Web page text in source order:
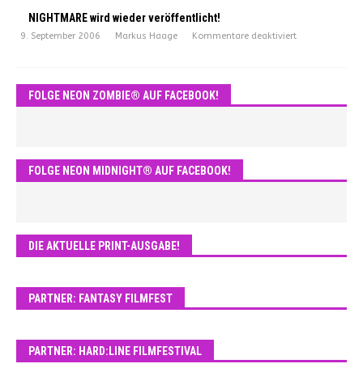
NIGHTMARE wird wieder veröffentlicht!
9. September 2006 Markus Haage Kommentare deaktiviert
FOLGE NEON ZOMBIE® AUF FACEBOOK!
FOLGE NEON MIDNIGHT® AUF FACEBOOK!
DIE AKTUELLE PRINT-AUSGABE!
PARTNER: FANTASY FILMFEST
PARTNER: HARD:LINE FILMFESTIVAL